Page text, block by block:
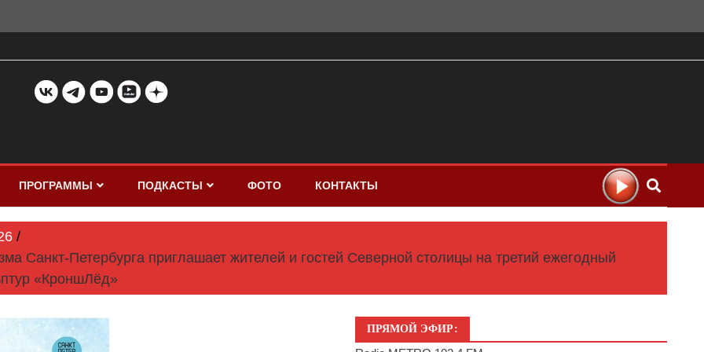
ПРОГРАММЫ ПОДКАСТЫ ФОТО КОНТАКТЫ
Санкт-Петербурга приглашает жителей и гостей Северной столицы на третий ежегодный
«КроншЛёд»
ПРЯМОЙ ЭФИР: